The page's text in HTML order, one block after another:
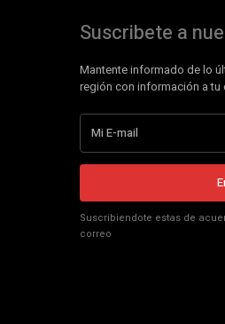
Suscribete a
Mantente informado de lo
región con información a tu
Suscribiendote estas de
correo